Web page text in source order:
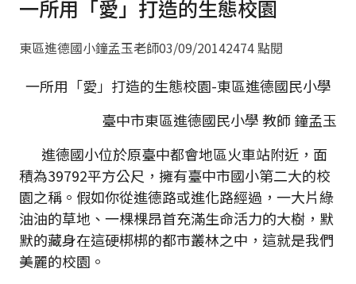
一所用「愛」打造的生態校園
東區進德國小鐘孟玉老師03/09/20142474 點閱
一所用「愛」打造的生態校園-東區進德國民小學
臺中市東區進德國民小學 教師 鐘孟玉
進德國小位於原臺中都會地區火車站附近，面
積為39792平方公尺，擁有臺中市國小第二大的校
園之稱。假如你從進德路或進化路經過，一大片綠
油油的草地、一棵棵昂首充滿生命活力的大樹，默
默的藏身在這硬梆梆的都市叢林之中，這就是我們
美麗的校園。